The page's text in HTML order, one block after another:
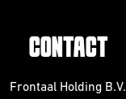
CONTACT
Frontaal Holding B.V.